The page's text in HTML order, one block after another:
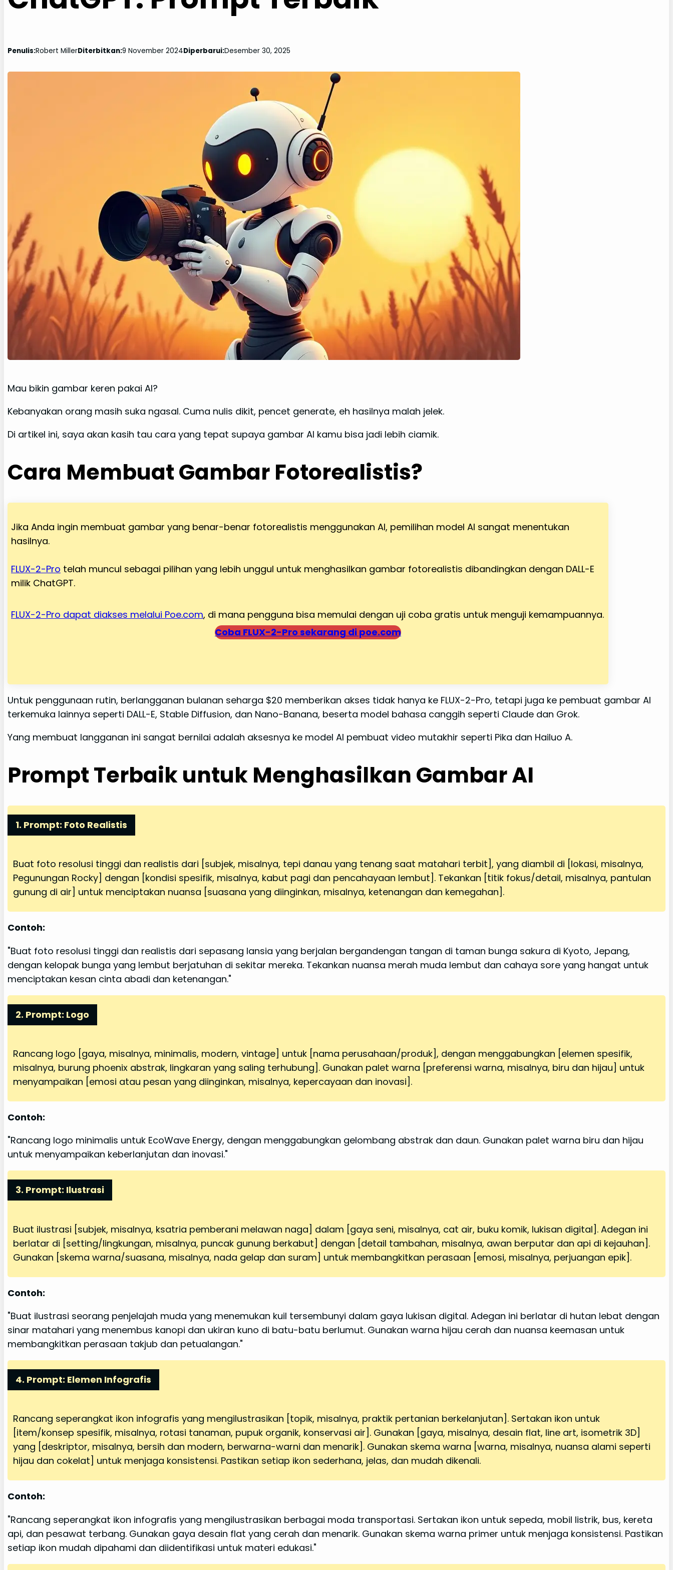
Penulis:Robert MillerDiterbitkan:9 November 2024Diperbarui:Desember 30, 2025
Mau bikin gambar keren pakai AI?
Kebanyakan orang masih suka ngasal. Cuma nulis dikit, pencet generate, eh hasilnya malah jelek.
Di artikel ini, saya akan kasih tau cara yang tepat supaya gambar AI kamu bisa jadi lebih ciamik.
Cara Membuat Gambar Fotorealistis?
Jika Anda ingin membuat gambar yang benar-benar fotorealistis menggunakan AI, pemilihan model AI sangat menentukan
hasilnya.
FLUX-2-Pro telah muncul sebagai pilihan yang lebih unggul untuk menghasilkan gambar fotorealistis dibandingkan dengan DALL-E
milik ChatGPT.
FLUX-2-Pro dapat diakses melalui Poe.com, di mana pengguna bisa memulai dengan uji coba gratis untuk menguji kemampuannya.
Coba FLUX-2-Pro sekarang di poe.com
Untuk penggunaan rutin, berlangganan bulanan seharga $20 memberikan akses tidak hanya ke FLUX-2-Pro, tetapi juga ke pembuat gambar AI
terkemuka lainnya seperti DALL-E, Stable Diffusion, dan Nano-Banana, beserta model bahasa canggih seperti Claude dan Grok.
Yang membuat langganan ini sangat bernilai adalah aksesnya ke model AI pembuat video mutakhir seperti Pika dan Hailuo A.
Prompt Terbaik untuk Menghasilkan Gambar AI
1. Prompt: Foto Realistis
Buat foto resolusi tinggi dan realistis dari [subjek, misalnya, tepi danau yang tenang saat matahari terbit], yang diambil di [lokasi, misalnya,
Pegunungan Rocky] dengan [kondisi spesifik, misalnya, kabut pagi dan pencahayaan lembut]. Tekankan [titik fokus/detail, misalnya, pantulan
gunung di air] untuk menciptakan nuansa [suasana yang diinginkan, misalnya, ketenangan dan kemegahan].
Contoh:
"Buat foto resolusi tinggi dan realistis dari sepasang lansia yang berjalan bergandengan tangan di taman bunga sakura di Kyoto, Jepang,
dengan kelopak bunga yang lembut berjatuhan di sekitar mereka. Tekankan nuansa merah muda lembut dan cahaya sore yang hangat untuk
menciptakan kesan cinta abadi dan ketenangan."
2. Prompt: Logo
Rancang logo [gaya, misalnya, minimalis, modern, vintage] untuk [nama perusahaan/produk], dengan menggabungkan [elemen spesifik,
misalnya, burung phoenix abstrak, lingkaran yang saling terhubung]. Gunakan palet warna [preferensi warna, misalnya, biru dan hijau] untuk
menyampaikan [emosi atau pesan yang diinginkan, misalnya, kepercayaan dan inovasi].
Contoh:
"Rancang logo minimalis untuk EcoWave Energy, dengan menggabungkan gelombang abstrak dan daun. Gunakan palet warna biru dan hijau
untuk menyampaikan keberlanjutan dan inovasi."
3. Prompt: Ilustrasi
Buat ilustrasi [subjek, misalnya, ksatria pemberani melawan naga] dalam [gaya seni, misalnya, cat air, buku komik, lukisan digital]. Adegan ini
berlatar di [setting/lingkungan, misalnya, puncak gunung berkabut] dengan [detail tambahan, misalnya, awan berputar dan api di kejauhan].
Gunakan [skema warna/suasana, misalnya, nada gelap dan suram] untuk membangkitkan perasaan [emosi, misalnya, perjuangan epik].
Contoh:
"Buat ilustrasi seorang penjelajah muda yang menemukan kuil tersembunyi dalam gaya lukisan digital. Adegan ini berlatar di hutan lebat dengan
sinar matahari yang menembus kanopi dan ukiran kuno di batu-batu berlumut. Gunakan warna hijau cerah dan nuansa keemasan untuk
membangkitkan perasaan takjub dan petualangan."
4. Prompt: Elemen Infografis
Rancang seperangkat ikon infografis yang mengilustrasikan [topik, misalnya, praktik pertanian berkelanjutan]. Sertakan ikon untuk
[item/konsep spesifik, misalnya, rotasi tanaman, pupuk organik, konservasi air]. Gunakan [gaya, misalnya, desain flat, line art, isometrik 3D]
yang [deskriptor, misalnya, bersih dan modern, berwarna-warni dan menarik]. Gunakan skema warna [warna, misalnya, nuansa alami seperti
hijau dan cokelat] untuk menjaga konsistensi. Pastikan setiap ikon sederhana, jelas, dan mudah dikenali.
Contoh:
"Rancang seperangkat ikon infografis yang mengilustrasikan berbagai moda transportasi. Sertakan ikon untuk sepeda, mobil listrik, bus, kereta
api, dan pesawat terbang. Gunakan gaya desain flat yang cerah dan menarik. Gunakan skema warna primer untuk menjaga konsistensi. Pastikan
setiap ikon mudah dipahami dan diidentifikasi untuk materi edukasi."